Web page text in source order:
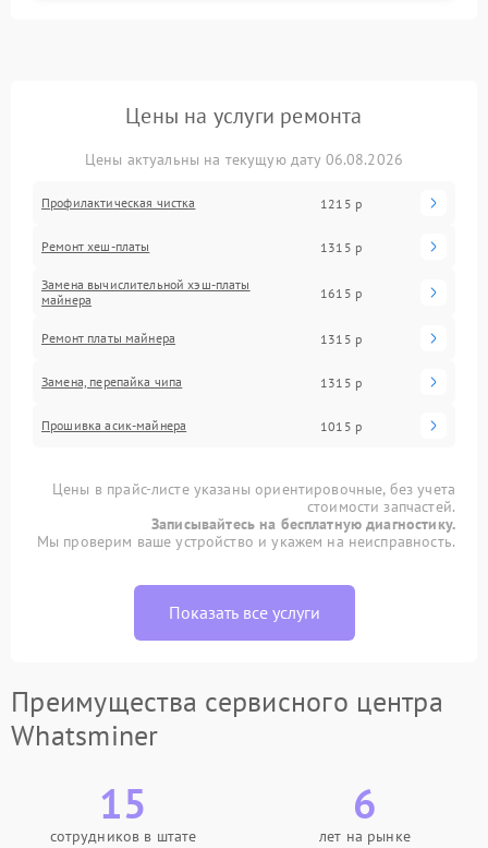
Цены на услуги ремонта
Цены актуальны на текущую дату 06.08.2026
Профилактическая чистка 1215 р
Ремонт хеш-платы 1315 р
Замена вычислительной хэш-платы
майнера
1615 р
Ремонт платы майнера 1315 р
Замена, перепайка чипа 1315 р
Прошивка асик-майнера 1015 р
Цены в прайс-листе указаны ориентировочные, без учета
стоимости запчастей.
Записывайтесь на бесплатную диагностику.
Мы проверим ваше устройство и укажем на неисправность.
Показать все услуги
Преимущества сервисного центра
Whatsminer
15
сотрудников в штате
6
лет на рынке